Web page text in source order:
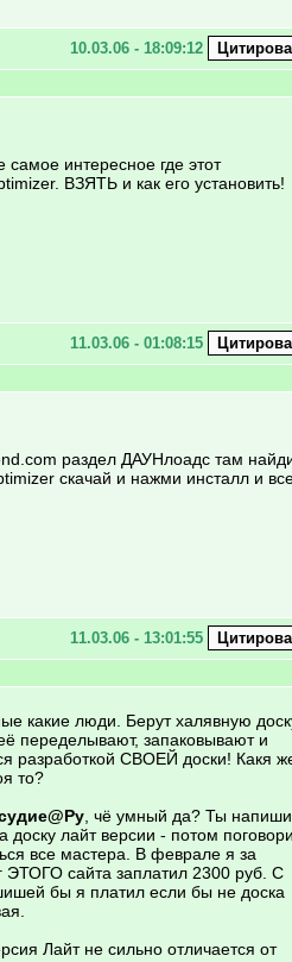
10.03.06 - 18:09:12
самое интересное где этот
ВЗЯТЬ и как его установить!
11.03.06 - 01:08:15
раздел ДАУНлоадс там
скачай и нажми инсталл и
11.03.06 - 13:01:55
какие люди. Берут халявную
переделывают, запаковывают и
разработкой СВОЕЙ доски! Какя
то?
, чё умный да? Ты напиши
доску лайт версии - потом
все мастера. В феврале я за
ЭТОГО сайта заплатил 2300 руб. С
бы я платил если бы не доска
Лайт не сильно отличается от